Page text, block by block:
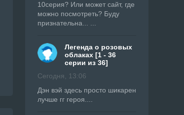
10серия? Или может сайт, где
можно посмотреть? Буду
признательна... ...
Легенда о розовых
облаках [1 - 36
серии из 36]
Сегодня, 13:06
Дэн вэй здесь просто шикарен
лучше гг героя....